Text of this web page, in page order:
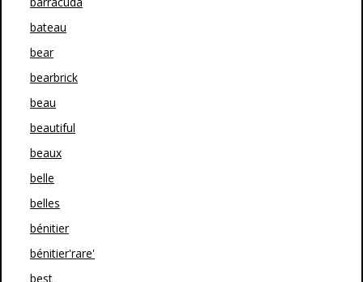
bateau
bear
bearbrick
beau
beautiful
beaux
belle
belles
bénitier
bénitier'rare'
best